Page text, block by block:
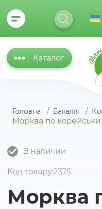
Каталог
Головна Бакалія
Морква по корейськи
Код товару:2375
Морква
В наличии